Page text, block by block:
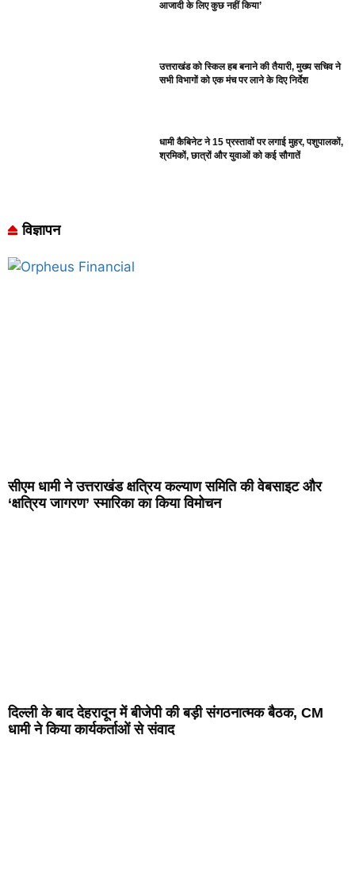
आजादी के लिए कुछ नहीं किया’
उत्तराखंड को स्किल हब बनाने की तैयारी, मुख्य सचिव ने
सभी विभागों को एक मंच पर लाने के दिए निर्देश
धामी कैबिनेट ने 15 प्रस्तावों पर लगाई मुहर, पशुपालकों,
श्रमिकों, छात्रों और युवाओं को कई सौगातें
विज्ञापन
सीएम धामी ने उत्तराखंड क्षत्रिय कल्याण समिति की वेबसाइट और
‘क्षत्रिय जागरण’ स्मारिका का किया विमोचन
दिल्ली के बाद देहरादून में बीजेपी की बड़ी संगठनात्मक बैठक, CM
धामी ने किया कार्यकर्ताओं से संवाद